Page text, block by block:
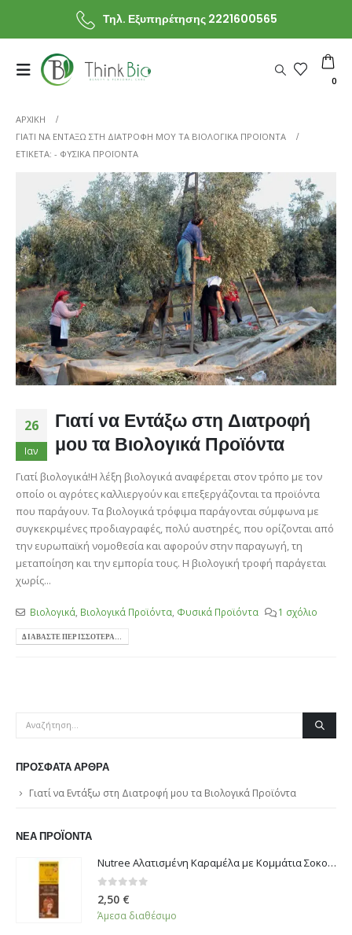
Τηλ. Εξυπηρέτησης 2221600565
0
ΑΡΧΙΚΗ
ΓΙΑΤΊ ΝΑ ΕΝΤΆΞΩ ΣΤΗ ΔΙΑΤΡΟΦΉ ΜΟΥ ΤΑ ΒΙΟΛΟΓΙΚΆ ΠΡΟΪΌΝΤΑ
ΕΤΙΚΈΤΑ: - ΦΥΣΙΚΆ ΠΡΟΪΌΝΤΑ
26
Ιαν
Γιατί να Εντάξω στη Διατροφή
μου τα Βιολογικά Προϊόντα
Γιατί βιολογικά!Η λέξη βιολογικά αναφέρεται στον τρόπο με τον
οποίο οι αγρότες καλλιεργούν και επεξεργάζονται τα προϊόντα
που παράγουν. Τα βιολογικά τρόφιμα παράγονται σύμφωνα με
συγκεκριμένες προδιαγραφές, πολύ αυστηρές, που ορίζονται από
την ευρωπαϊκή νομοθεσία και αφορούν στην παραγωγή, τη
μεταποίηση και την εμπορία τους. Η βιολογική τροφή παράγεται
χωρίς...
Βιολογικά, Βιολογικά Προϊόντα, Φυσικά Προϊόντα 1 σχόλιο
ΔΙΑΒΆΣΤΕ ΠΕΡΙΣΣΌΤΕΡΑ...
ΠΡΌΣΦΑΤΑ ΆΡΘΡΑ
Γιατί να Εντάξω στη Διατροφή μου τα Βιολογικά Προϊόντα
ΝΈΑ ΠΡΟΪΌΝΤΑ
Nutree Αλατισμένη Καραμέλα με Κομμάτια Σοκολάτας 60g
0 από 5
2,50 €
Άμεσα διαθέσιμο